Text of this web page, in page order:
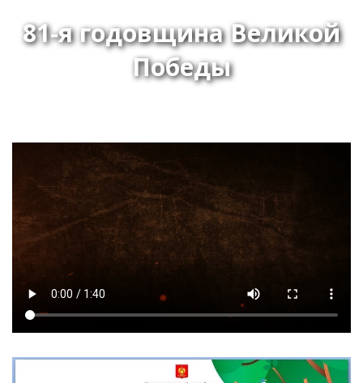
81-я годовщина Великой
Победы